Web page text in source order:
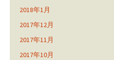
2018年1月
2017年12月
2017年11月
2017年10月